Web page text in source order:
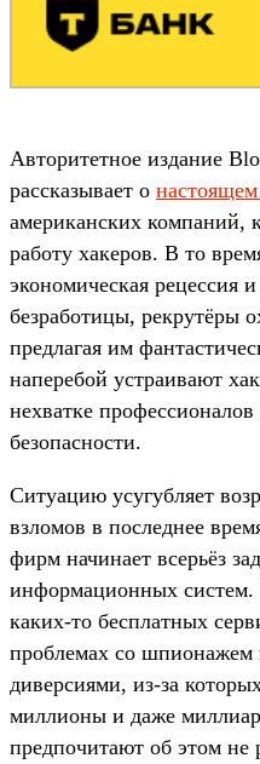
Авторитетное издание
рассказывает о
американских компаний,
работу хакеров. В то
экономическая рецессия
безработицы, рекрутёры
предлагая им
наперебой устраивают
нехватке
безопасности.
Ситуацию усугубляет
взломов в последнее
фирм начинает всерьёз
информационных систем.
каких-то бесплатных
проблемах со
диверсиями, из-за
миллионы и даже
предпочитают об этом не